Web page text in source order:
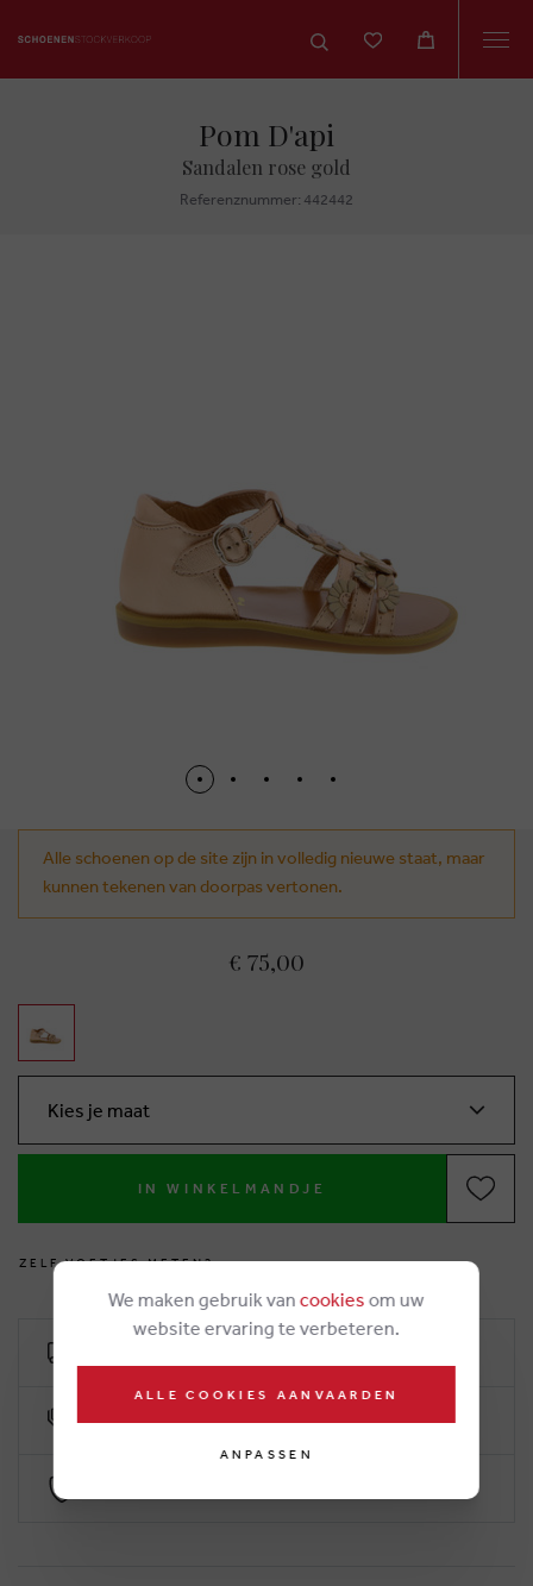
Pom D'api
Sandalen rose gold
Referenznummer: 442442
Alle schoenen op de site zijn in volledig nieuwe staat, maar
kunnen tekenen van doorpas vertonen.
€ 75,00
Kies je maat
IN WINKELMANDJE
Z E L F VOETJES METEN?
10% klantenkorting
We maken gebruik van cookies om uw
website ervaring te verbeteren.
ALLE COOKIES AANVAARDEN
ANPASSEN